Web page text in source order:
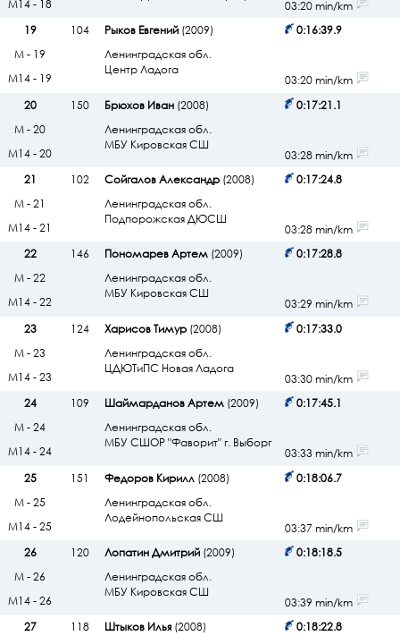
М14 - 18
03:20 min/km
19
104 Рыков Евгений(2009)
Ленинградская обл.
Центр Ладога
0:16:39.9
М - 19
М14 - 19
03:20 min/km
20
150 Брюхов Иван(2008)
Ленинградская обл.
МБУ Кировская СШ
0:17:21.1
М - 20
М14 - 20
03:28 min/km
21
102 Сойгалов Александр(2008)
Ленинградская обл.
Подпорожская ДЮСШ
0:17:24.8
М - 21
М14 - 21
03:28 min/km
22
146 Пономарев Артем(2009)
Ленинградская обл.
МБУ Кировская СШ
0:17:28.8
М - 22
М14 - 22
03:29 min/km
23
124 Харисов Тимур(2008)
Ленинградская обл.
ЦДЮТиПС Новая Ладога
0:17:33.0
М - 23
М14 - 23
03:30 min/km
24
109 Шаймарданов Артем(2009)
Ленинградская обл.
МБУ СШОР "Фаворит" г. Выборг
0:17:45.1
М - 24
М14 - 24
03:33 min/km
25
151 Федоров Кирилл(2008)
Ленинградская обл.
Лодейнопольская СШ
0:18:06.7
М - 25
М14 - 25
03:37 min/km
26
120 Лопатин Дмитрий(2009)
Ленинградская обл.
МБУ Кировская СШ
0:18:18.5
М - 26
М14 - 26
03:39 min/km
27
118 Штыков Илья(2008)
0:18:22.8